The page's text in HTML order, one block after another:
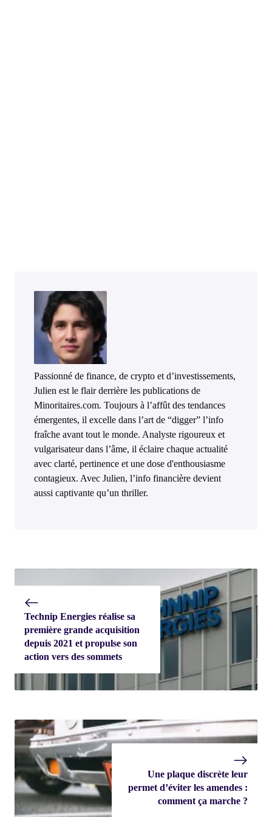
Passionné de finance, de crypto et d’investissements,
Julien est le flair derrière les publications de
Minoritaires.com. Toujours à l’affût des tendances
émergentes, il excelle dans l’art de “digger” l’info
fraîche avant tout le monde. Analyste rigoureux et
vulgarisateur dans l’âme, il éclaire chaque actualité
avec clarté, pertinence et une dose d'enthousiasme
contagieux. Avec Julien, l’info financière devient
aussi captivante qu’un thriller.
Technip Energies réalise sa
première grande acquisition
depuis 2021 et propulse son
action vers des sommets
Une plaque discrète leur
permet d’éviter les amendes :
comment ça marche ?